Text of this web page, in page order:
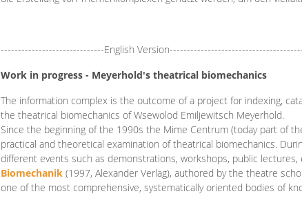
------------------------------English
Work in progress - Meyerhold's theatrical biomechanics
The information complex is the outcome of a project for indexing,
the theatrical biomechanics of Wsewolod Emiljewitsch Meyerhold.
Since the beginning of the 1990s the Mime Centrum (today part of
practical and theoretical examination of theatrical biomechanics.
different events such as demonstrations, workshops, public
Biomechanik (1997, Alexander Verlag), authored by the theatre
one of the most comprehensive, systematically oriented bodies of